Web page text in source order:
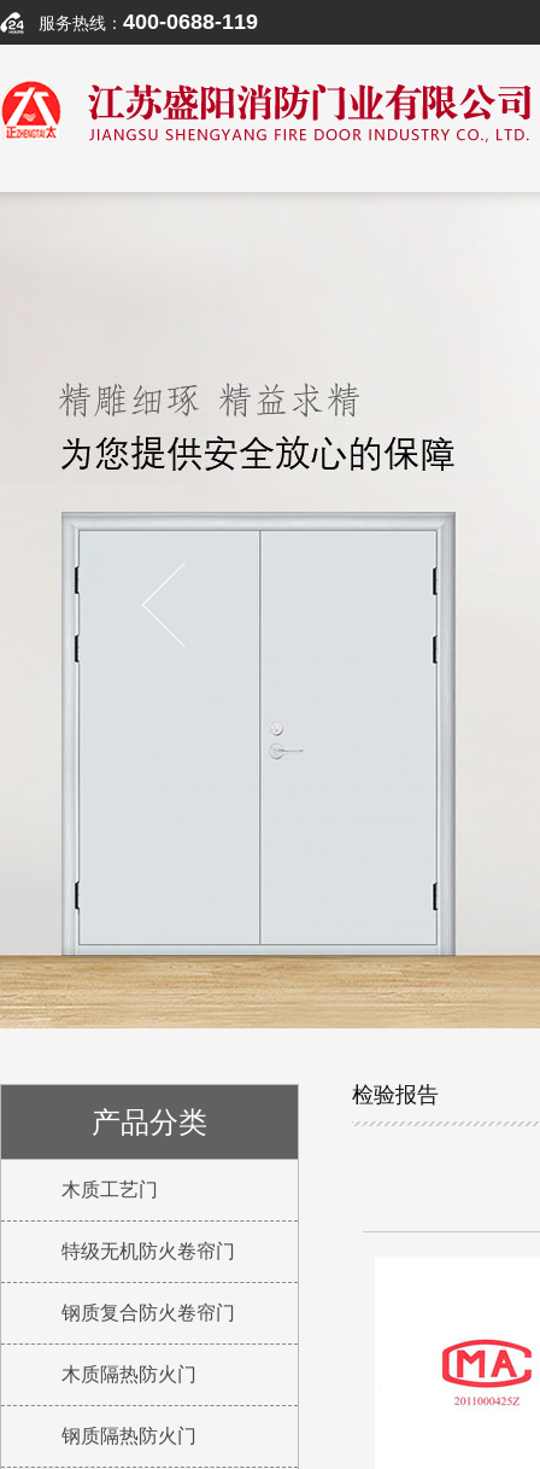
服务热线： 400-0688-119
产品分类
木质工艺门
特级无机防火卷帘门
钢质复合防火卷帘门
木质隔热防火门
钢质隔热防火门
检验报告